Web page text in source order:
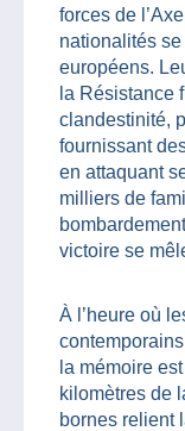
forces de
nationalités
européens.
la Résistance
clandestinité,
fournissant
en attaquant
milliers de
victoire se
À l’heure où
la mémoire
kilomètres de
bornes relient